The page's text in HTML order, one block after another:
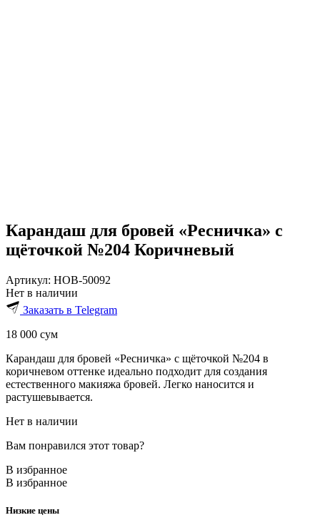
Карандаш для бровей «Ресничка» с
щёточкой №204 Коричневый
Артикул: HOB-50092
Нет в наличии
Заказать в Telegram
18 000 сум
Карандаш для бровей «Ресничка» с щёточкой №204 в
коричневом оттенке идеально подходит для создания
естественного макияжа бровей. Легко наносится и
растушевывается.
Нет в наличии
Вам понравился этот товар?
В избранное
В избранное
Низкие цены